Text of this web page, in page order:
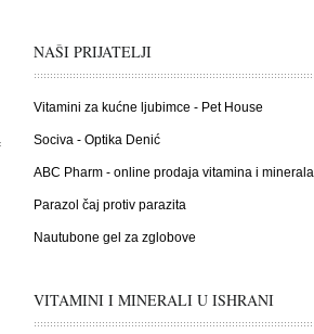
NAŠI PRIJATELJI
Vitamini za kućne ljubimce - Pet House
Sociva - Optika Denić
ABC Pharm - online prodaja vitamina i minerala
Parazol čaj protiv parazita
Nautubone gel za zglobove
VITAMINI I MINERALI U ISHRANI